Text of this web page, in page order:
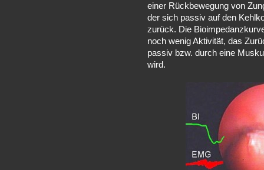
einer Rückbewegung von
der sich passiv auf den
zurück. Die
noch wenig Aktivität, das
passiv bzw. durch eine
wird.